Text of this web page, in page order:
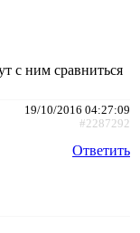
с ним сравниться
19/10/2016 04:27:09
#2287292
Ответить